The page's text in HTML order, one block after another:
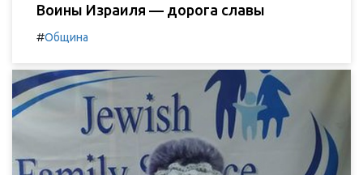
Воины Израиля — дорога славы
#Община